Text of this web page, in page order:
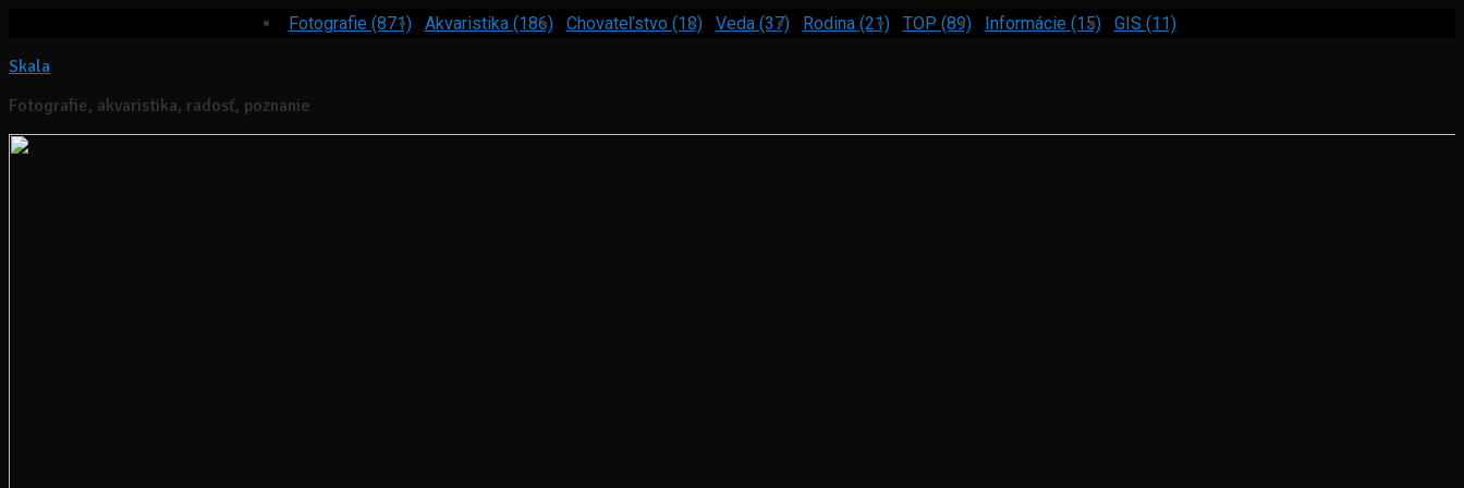
Fotografie (871) Akvaristika (186) Chovateľstvo (18) Veda (37) Rodina (21) TOP (89) Informácie (15) GIS (11)
Skala
Fotografie, akvaristika, radosť, poznanie